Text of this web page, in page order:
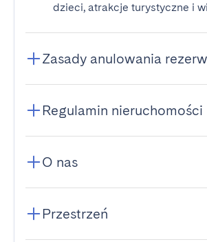
dzieci, atrakcje turystyczne i
Zasady anulowania
Regulamin nieruchomości
O nas
Przestrzeń